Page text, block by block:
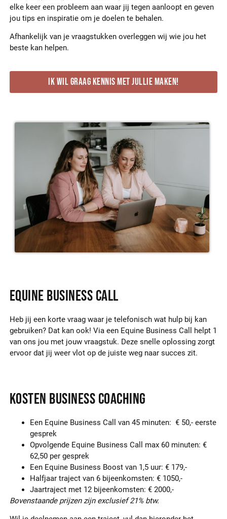
elke keer een probleem aan waar jij tegen aanloopt en geven
jou tips en inspiratie om je doelen te behalen.
Afhankelijk van je vraagstukken overleggen wij wie jou het
beste kan helpen.
Ik wil graag kennis met jullie maken!
Equine Business Call
Heb jij een korte vraag waar je telefonisch wat hulp bij kan
gebruiken? Dat kan ook! Via een Equine Business Call helpt 1
van ons jou met jouw vraagstuk. Deze snelle oplossing zorgt
ervoor dat jij weer vlot op de juiste weg naar succes zit.
Kosten Business Coaching
Een Equine Business Call van 45 minuten: € 50,- eerste
gesprek
Opvolgende Equine Business Call max 60 minuten: €
62,50 per gesprek
Een Equine Business Boost van 1,5 uur: € 179,-
Halfjaar traject van 6 bijeenkomsten: € 1050,-
Jaartraject met 12 bijeenkomsten: € 2000,-
Bovenstaande prijzen zijn exclusief 21% btw.